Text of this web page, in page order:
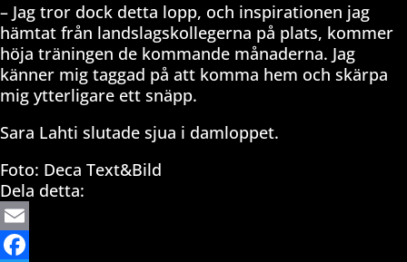
– Jag tror dock detta lopp, och inspirationen jag
hämtat från landslagskollegerna på plats, kommer
höja träningen de kommande månaderna. Jag
känner mig taggad på att komma hem och skärpa
mig ytterligare ett snäpp.
Sara Lahti slutade sjua i damloppet.
Foto: Deca Text&Bild
Dela detta:
Email